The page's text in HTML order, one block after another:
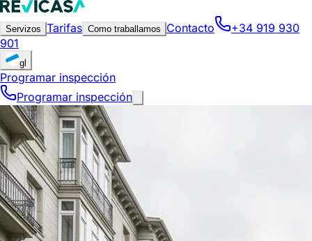
Servizos Tarifas Como traballamos Contacto
+34 919 930
901
gl
Programar inspección
Programar inspección